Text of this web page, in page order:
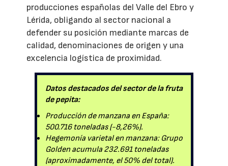
producciones españolas del Valle del Ebro y
Lérida, obligando al sector nacional a
defender su posición mediante marcas de
calidad, denominaciones de origen y una
excelencia logística de proximidad.
Datos destacados del sector de la fruta
de pepita:
Producción de manzana en España:
500.716 toneladas (-8,26%).
Hegemonía varietal en manzana: Grupo
Golden acumula 232.691 toneladas
(aproximadamente, el 50% del total).